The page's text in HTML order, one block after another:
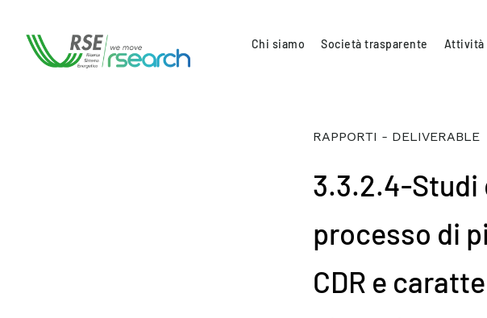
Chi siamo Società trasparente Attività
RAPPORTI - DELIVERABLE
3.3.2.4-Studi
processo di
CDR e